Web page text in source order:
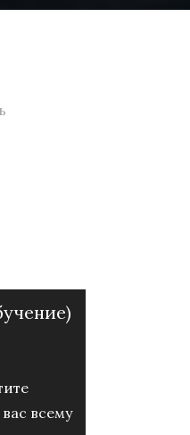
всему